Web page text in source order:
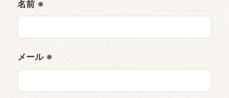
名前 ※
メール ※